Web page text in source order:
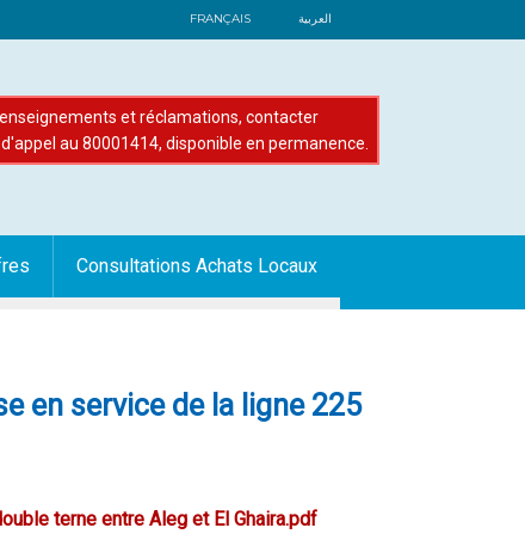
FRANÇAIS العربية
et réclamations, contacter
au 80001414, disponible en permanence.
Consultations Achats Locaux
en service de la ligne 225
terne entre Aleg et El Ghaira.pdf